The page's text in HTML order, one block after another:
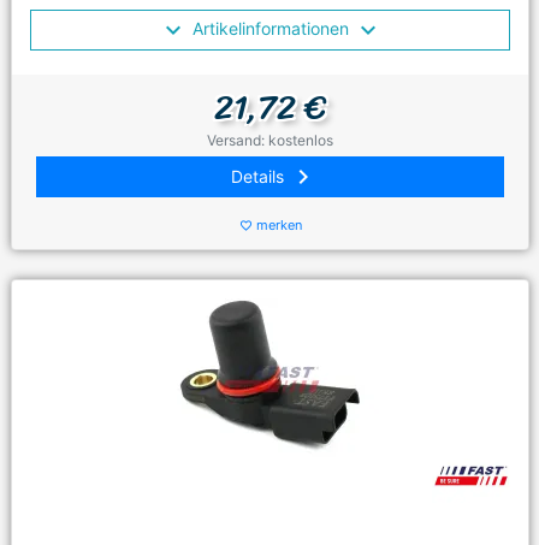
Artikelinformationen
21,72 €
Versand: kostenlos
Details keyboard_arrow_right
favorite_border merken